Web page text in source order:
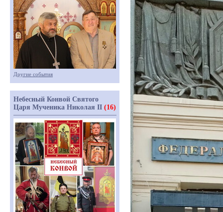
Другие события
Небесный Конвой Святого
Царя Мученика Николая II (16)